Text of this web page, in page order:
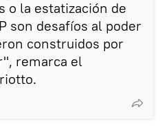
o la estatización de
son desafíos al poder
construidos por
remarca el